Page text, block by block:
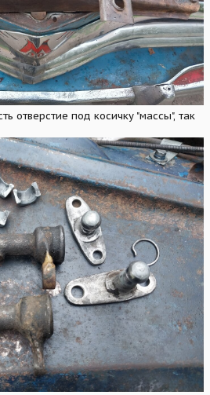
отверстие под косичку "массы", так